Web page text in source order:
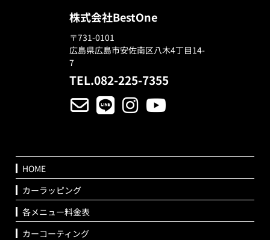
株式会社BestOne
〒731-0101
広島県広島市安佐南区八木4丁目14-
7
TEL.082-225-7355
HOME
カーラッピング
各メニュー料金表
カーコーティング